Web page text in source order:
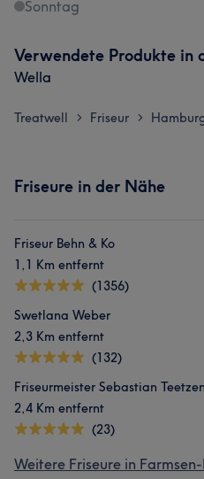
Sonntag
Verwendete Produkte in
Wella
Treatwell > Friseur >
Friseure in der Nähe
Friseur Behn & Ko
1,1 Km entfernt
(1356)
Swetlana Weber
2,3 Km entfernt
(132)
2,4 Km entfernt
(23)
Weitere Friseure in